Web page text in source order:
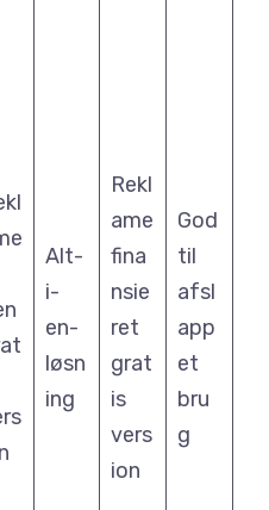
Alt-
i-
en-
løsn
ing
Rekl
ame
fina
nsie
ret
grat
is
vers
ion
God
til
afsl
app
et
bru
g